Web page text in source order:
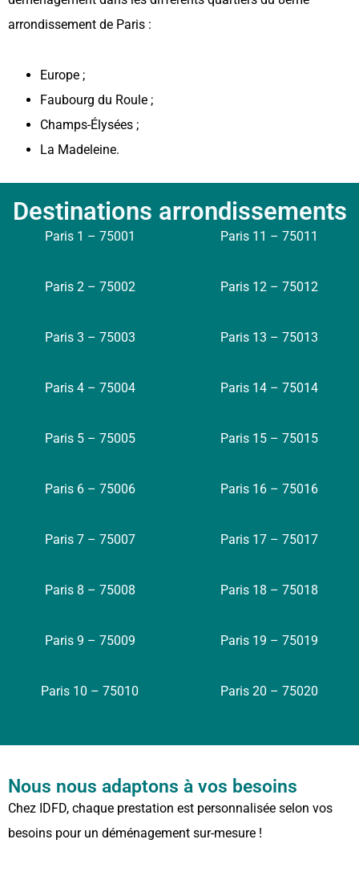
arrondissement de Paris :
Europe ;
Faubourg du Roule ;
Champs-Élysées ;
La Madeleine.
Destinations arrondissements
Paris 1 – 75001
Paris 2 – 75002
Paris 3 – 75003
Paris 4 – 75004
Paris 5 – 75005
Paris 6 – 75006
Paris 7 – 75007
Paris 8 – 75008
Paris 9 – 75009
Paris 10 – 75010
Paris 11 – 75011
Paris 12 – 75012
Paris 13 – 75013
Paris 14 – 75014
Paris 15 – 75015
Paris 16 – 75016
Paris 17 – 75017
Paris 18 – 75018
Paris 19 – 75019
Paris 20 – 75020
Nous nous adaptons à vos besoins
Chez IDFD, chaque prestation est personnalisée selon vos
besoins pour un déménagement sur-mesure !